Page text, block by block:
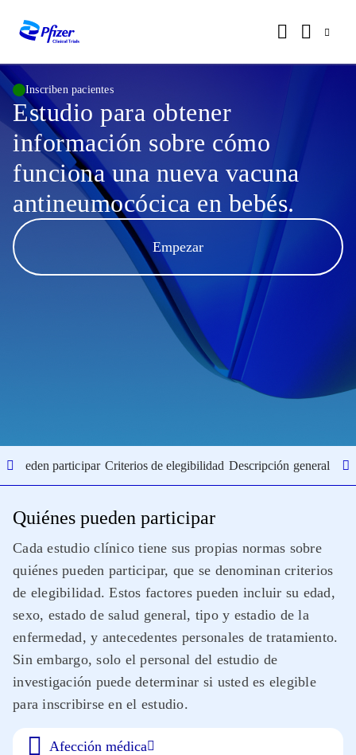
Inscriben pacientes
Estudio para obtener
información sobre cómo
funciona una nueva vacuna
antineumocócica en bebés.
Empezar
pueden participar Criterios de elegibilidad Descripción general del
Quiénes pueden participar
Cada estudio clínico tiene sus propias normas sobre
quiénes pueden participar, que se denominan criterios
de elegibilidad. Estos factores pueden incluir su edad,
sexo, estado de salud general, tipo y estadio de la
enfermedad, y antecedentes personales de tratamiento.
Sin embargo, solo el personal del estudio de
investigación puede determinar si usted es elegible
para inscribirse en el estudio.
Afección médica